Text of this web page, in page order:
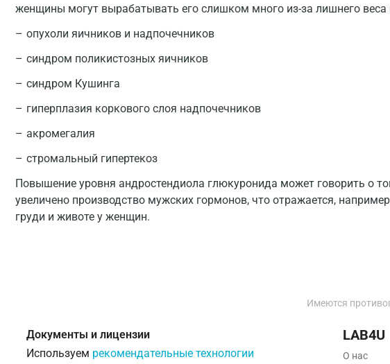
женщины могут вырабатывать его слишком много из-за лишнего веса
опухоли яичников и надпочечников
синдром поликистозных яичников
синдром Кушинга
гиперплазия коркового слоя надпочечников
акромегалия
стромальный гипертекоз
Повышение уровня андростендиола глюкуронида может говорить о
увеличено производство мужских гормонов, что отражается,
груди и животе у женщин.
Ижевск
Калуга
Кемерово
Ковров
Имеются
Документы и лицензии
Используем рекомендательные технологии
LAB4U
О нас